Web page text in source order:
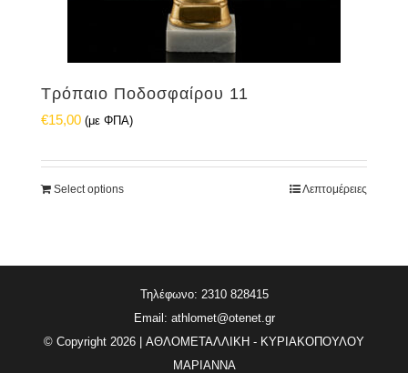
Τρόπαιο Ποδοσφαίρου 11
€15,00 (με ΦΠΑ)
Select options Λεπτομέρειες
Τηλέφωνο: 2310 828415
Email: athlomet@otenet.gr
© Copyright 2026 | ΑΘΛΟΜΕΤΑΛΛΙΚΗ - ΚΥΡΙΑΚΟΠΟΥΛΟΥ
ΜΑΡΙΑΝΝΑ